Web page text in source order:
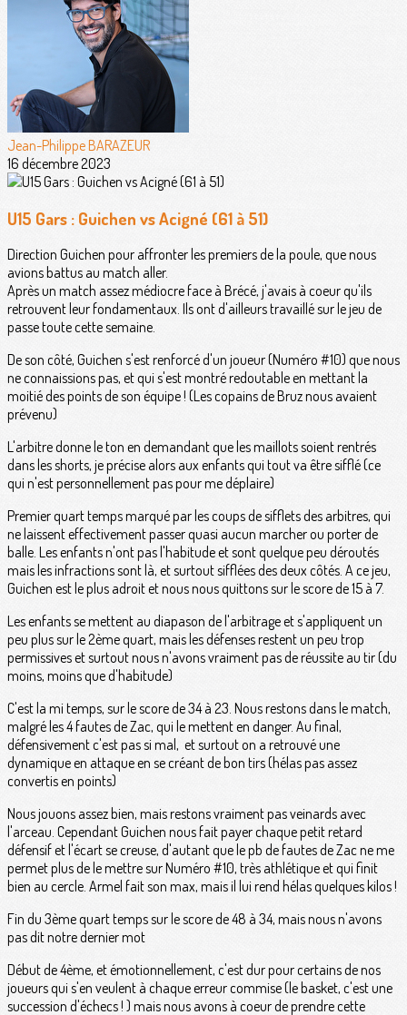
Jean-Philippe BARAZEUR
16 décembre 2023
U15 Gars : Guichen vs Acigné (61 à 51)
Direction Guichen pour affronter les premiers de la poule, que nous
avions battus au match aller.
Après un match assez médiocre face à Brécé, j'avais à coeur qu'ils
retrouvent leur fondamentaux. Ils ont d'ailleurs travaillé sur le jeu de
passe toute cette semaine.
De son côté, Guichen s'est renforcé d'un joueur (Numéro #10) que nous
ne connaissions pas, et qui s'est montré redoutable en mettant la
moitié des points de son équipe ! (Les copains de Bruz nous avaient
prévenu)
L'arbitre donne le ton en demandant que les maillots soient rentrés
dans les shorts, je précise alors aux enfants qui tout va être sifflé (ce
qui n'est personnellement pas pour me déplaire)
Premier quart temps marqué par les coups de sifflets des arbitres, qui
ne laissent effectivement passer quasi aucun marcher ou porter de
balle. Les enfants n'ont pas l'habitude et sont quelque peu déroutés
mais les infractions sont là, et surtout sifflées des deux côtés. A ce jeu,
Guichen est le plus adroit et nous nous quittons sur le score de 15 à 7.
Les enfants se mettent au diapason de l'arbitrage et s'appliquent un
peu plus sur le 2ème quart, mais les défenses restent un peu trop
permissives et surtout nous n'avons vraiment pas de réussite au tir (du
moins, moins que d'habitude)
C'est la mi temps, sur le score de 34 à 23. Nous restons dans le match,
malgré les 4 fautes de Zac, qui le mettent en danger. Au final,
défensivement c'est pas si mal, et surtout on a retrouvé une
dynamique en attaque en se créant de bon tirs (hélas pas assez
convertis en points)
Nous jouons assez bien, mais restons vraiment pas veinards avec
l'arceau. Cependant Guichen nous fait payer chaque petit retard
défensif et l'écart se creuse, d'autant que le pb de fautes de Zac ne me
permet plus de le mettre sur Numéro #10, très athlétique et qui finit
bien au cercle. Armel fait son max, mais il lui rend hélas quelques kilos !
Fin du 3ème quart temps sur le score de 48 à 34, mais nous n'avons
pas dit notre dernier mot
Début de 4ème, et émotionnellement, c'est dur pour certains de nos
joueurs qui s'en veulent à chaque erreur commise (le basket, c'est une
succession d'échecs ! ) mais nous avons à coeur de prendre cette